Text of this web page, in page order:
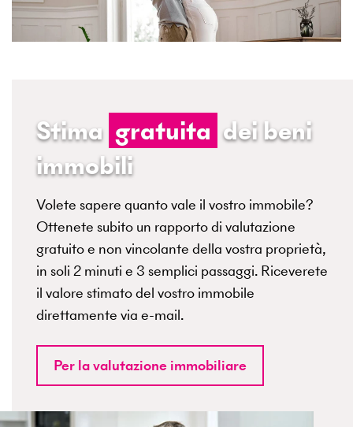
Stima gratuita dei beni
immobili
Volete sapere quanto vale il vostro immobile?
Ottenete subito un rapporto di valutazione
gratuito e non vincolante della vostra proprietà,
in soli 2 minuti e 3 semplici passaggi. Riceverete
il valore stimato del vostro immobile
direttamente via e-mail.
Per la valutazione immobiliare